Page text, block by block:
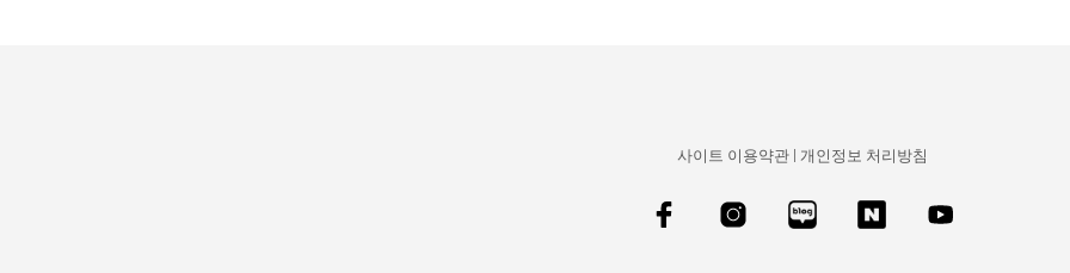
사이트 이용약관 | 개인정보 처리방침